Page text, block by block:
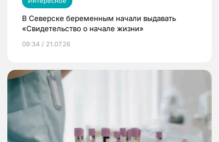
В Северске беременным начали выдавать
«Свидетельство о начале жизни»
09:34 / 21.07.26